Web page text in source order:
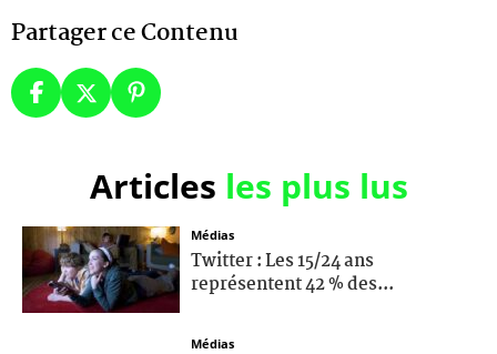
Partager ce Contenu
Articles les plus lus
Médias
Twitter : Les 15/24 ans
représentent 42 % des...
Médias